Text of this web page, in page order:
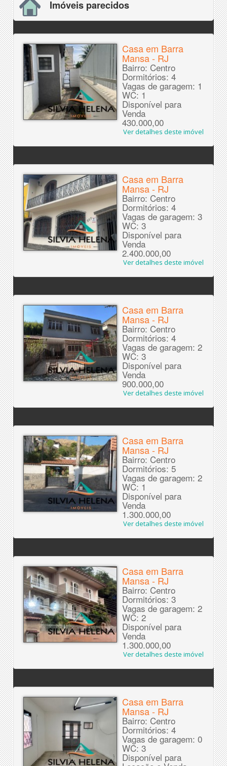
Imóveis parecidos
Casa em Barra
Mansa - RJ
Bairro: Centro
Dormitórios: 4
Vagas de garagem: 1
WC: 1
Disponível para
Venda
430.000,00
Ver detalhes deste imóvel
Casa em Barra
Mansa - RJ
Bairro: Centro
Dormitórios: 4
Vagas de garagem: 3
WC: 3
Disponível para
Venda
2.400.000,00
Ver detalhes deste imóvel
Casa em Barra
Mansa - RJ
Bairro: Centro
Dormitórios: 4
Vagas de garagem: 2
WC: 3
Disponível para
Venda
900.000,00
Ver detalhes deste imóvel
Casa em Barra
Mansa - RJ
Bairro: Centro
Dormitórios: 5
Vagas de garagem: 2
WC: 1
Disponível para
Venda
1.300.000,00
Ver detalhes deste imóvel
Casa em Barra
Mansa - RJ
Bairro: Centro
Dormitórios: 3
Vagas de garagem: 2
WC: 2
Disponível para
Venda
1.300.000,00
Ver detalhes deste imóvel
Casa em Barra
Mansa - RJ
Bairro: Centro
Dormitórios: 4
Vagas de garagem: 0
WC: 3
Disponível para